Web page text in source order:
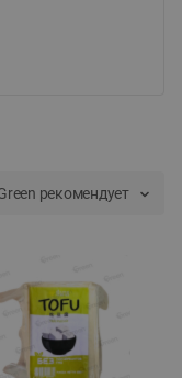
рекомендует